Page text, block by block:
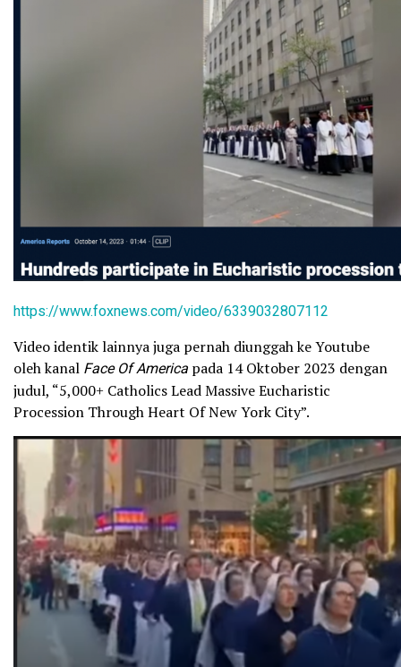
https://www.foxnews.com/video/6339032807112
Video identik lainnya juga pernah diunggah ke Youtube
oleh kanal Face Of America pada 14 Oktober 2023 dengan
judul, “5,000+ Catholics Lead Massive Eucharistic
Procession Through Heart Of New York City”.